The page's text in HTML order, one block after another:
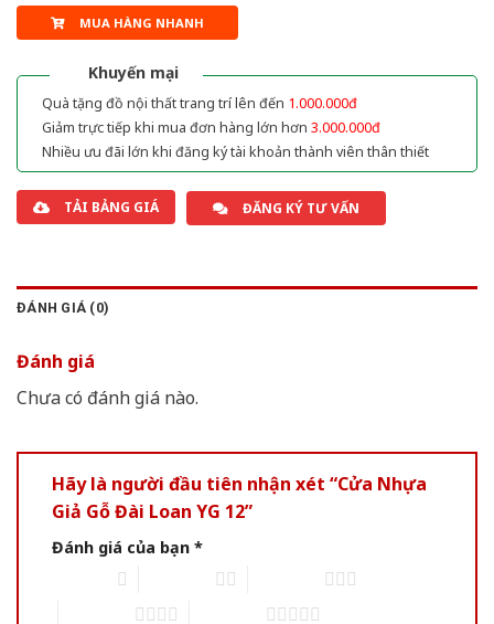
MUA HÀNG NHANH
Khuyến mại
Quà tặng đồ nội thất trang trí lên đến 1.000.000đ
Giảm trực tiếp khi mua đơn hàng lớn hơn 3.000.000đ
Nhiều ưu đãi lớn khi đăng ký tài khoản thành viên thân thiết
TẢI BẢNG GIÁ ĐĂNG KÝ TƯ VẤN
ĐÁNH GIÁ (0)
Đánh giá
Chưa có đánh giá nào.
Hãy là người đầu tiên nhận xét “Cửa Nhựa
Giả Gỗ Đài Loan YG 12”
Đánh giá của bạn *